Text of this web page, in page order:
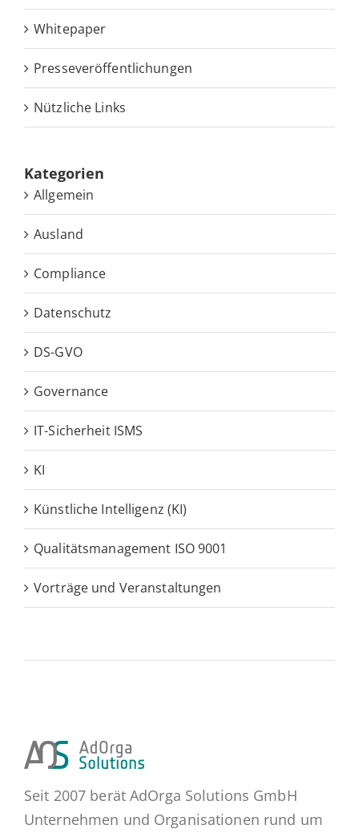
White­pa­per
Pres­se­ver­öf­fent­li­chun­gen
Nütz­li­che Links
Ka­te­go­rien
Allgemein
Ausland
Compliance
Datenschutz
DS-GVO
Governance
IT-Sicherheit ISMS
KI
Künstliche Intelligenz (KI)
Qualitätsmanagement ISO 9001
Vorträge und Veranstaltungen
Seit 2007 berät AdOrga Solutions GmbH
Unternehmen und Organisationen rund um